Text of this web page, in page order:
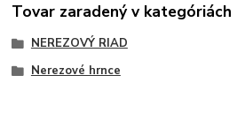
Tovar zaradený v kategóriách
NEREZOVÝ RIAD
Nerezové hrnce